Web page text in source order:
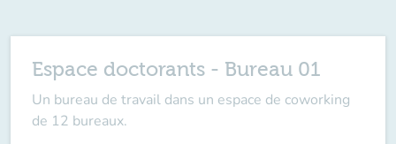
Espace doctorants - Bureau 01
Un bureau de travail dans un espace de coworking
de 12 bureaux.